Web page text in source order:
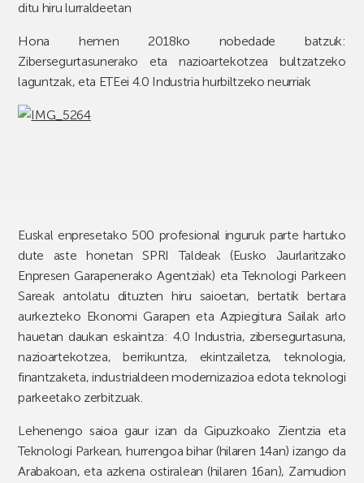
ditu hiru lurraldeetan
Hona hemen 2018ko nobedade batzuk:
Zibersegurtasunerako eta nazioartekotzea bultzatzeko
laguntzak, eta ETEei 4.0 Industria hurbiltzeko neurriak
Euskal enpresetako 500 profesional inguruk parte hartuko
dute aste honetan SPRI Taldeak (Eusko Jaurlaritzako
Enpresen Garapenerako Agentziak) eta Teknologi Parkeen
Sareak antolatu dituzten hiru saioetan, bertatik bertara
aurkezteko Ekonomi Garapen eta Azpiegitura Sailak arlo
hauetan daukan eskaintza: 4.0 Industria, zibersegurtasuna,
nazioartekotzea, berrikuntza, ekintzailetza, teknologia,
finantzaketa, industrialdeen modernizazioa edota teknologi
parkeetako zerbitzuak.
Lehenengo saioa gaur izan da Gipuzkoako Zientzia eta
Teknologi Parkean, hurrengoa bihar (hilaren 14an) izango da
Arabakoan, eta azkena ostiralean (hilaren 16an), Zamudion